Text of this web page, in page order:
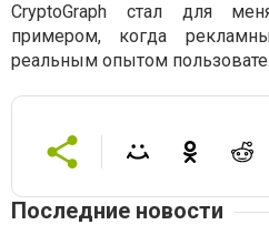
CryptoGraph стал для
примером, когда
реальным опытом
Последние новости